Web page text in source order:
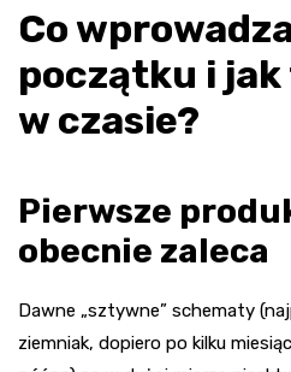
Co
początku i jak
w czasie?
Pierwsze
obecnie zaleca
Dawne „sztywne” schematy
ziemniak, dopiero po kilku